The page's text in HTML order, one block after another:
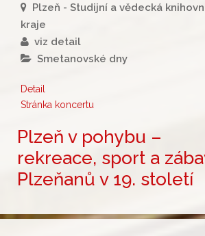
Plzeň - Studijní a vědecká
kraje
viz detail
Smetanovské dny
Detail
Stránka koncertu
Plzeň v pohybu –
rekreace, sport a
Plzeňanů v 19. století